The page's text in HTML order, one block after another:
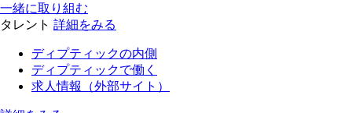
一緒に取り組む
タレント 詳細をみる
ディプティックの内側
ディプティックで働く
求人情報（外部サイト）